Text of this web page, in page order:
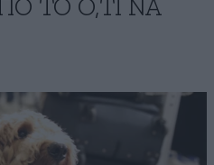
ΤΟ Ο,ΤΙ ΝΑ